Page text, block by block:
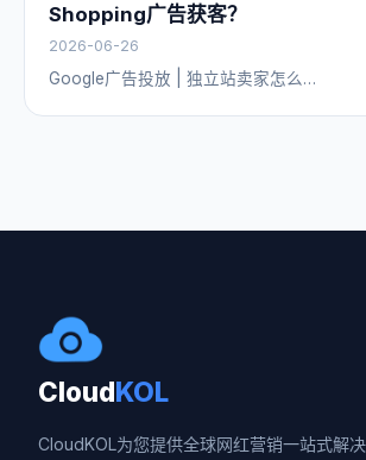
Shopping广告获客？
2026-06-26
Google广告投放 | 独立站卖家怎么…
CloudKOL
CloudKOL为您提供全球网红营销一站式解决